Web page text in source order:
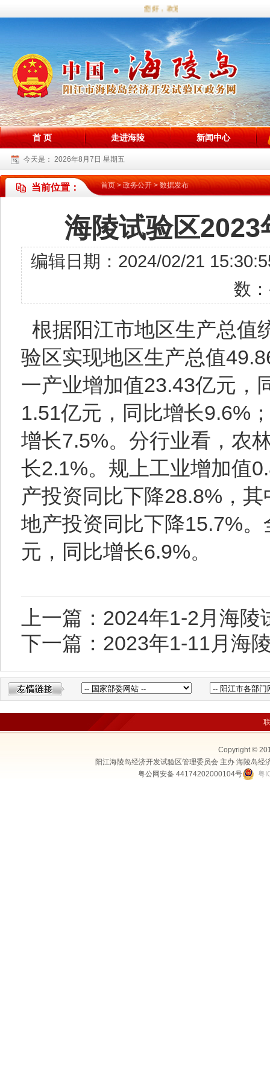
您好，欢迎访问海陵试验区政务网站！
首 页 走进海陵 新闻中心
今天是： 2026年8月7日 星期五
当前位置： 首页>政务公开>数据发布
海陵试验区
编辑日期：2024/02/21
数：
根据阳江市地区生产总值
验区实现地区生产总值
一产业增加值23.43亿元，
1.51亿元，同比增长9.6%
增长7.5%。分行业看，农
长2.1%。规上工业增加值
产投资同比下降28.8%，
地产投资同比下降15.7%
元，同比增长6.9%。
上一篇：2024年1-2月海
下一篇：2023年1-11月海
Copyright ©
阳江海陵岛经济开发试验区管理委员会 主办 海陵岛
粤公网安备 44174202000104号
粤